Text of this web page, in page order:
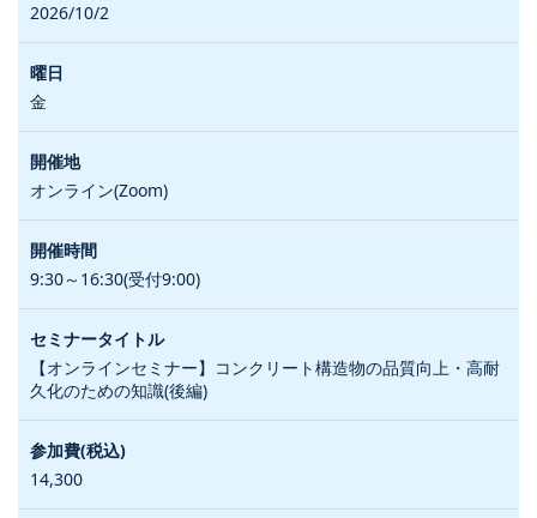
2026/10/2
金
オンライン(Zoom)
9:30～16:30(受付9:00)
【オンラインセミナー】コンクリート構造物の品質向上・高耐
久化のための知識(後編)
14,300